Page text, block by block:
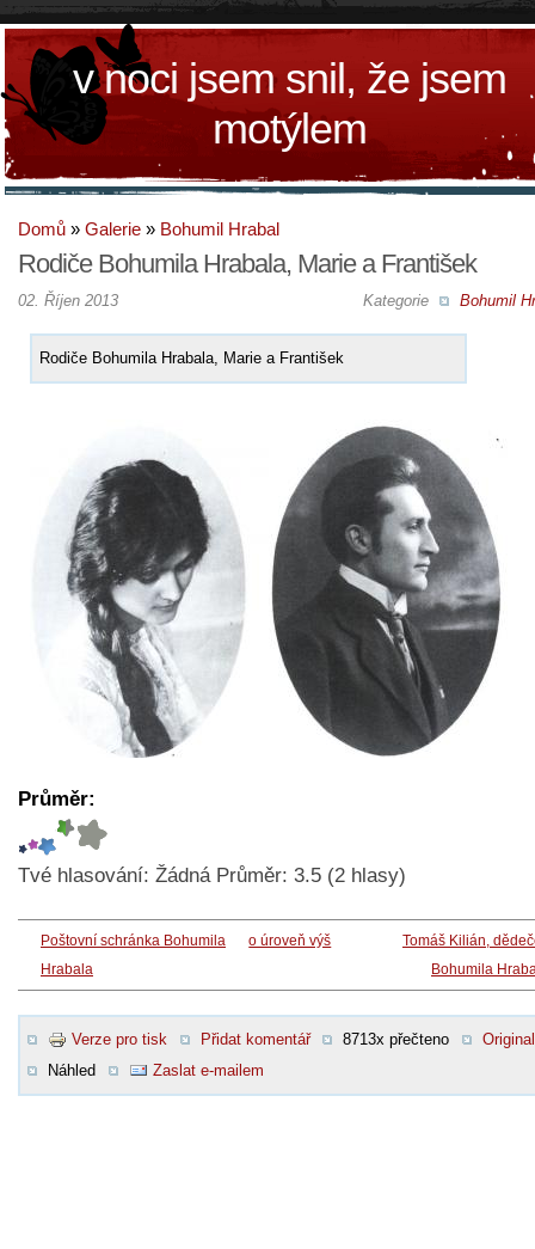
v noci jsem snil, že jsem
motýlem
Domů » Galerie » Bohumil Hrabal
Rodiče Bohumila Hrabala, Marie a František
Kategorie Bohumil
02. Říjen 2013
Rodiče Bohumila Hrabala, Marie a František
Průměr:
Tvé hlasování: Žádná Průměr: 3.5 (2 hlasy)
Poštovní schránka Bohumila
Hrabala
o úroveň výš
Tomáš Kilián,
Bohumila
Verze pro tisk Přidat komentář 8713x přečteno
Original
Náhled
Zaslat e-mailem